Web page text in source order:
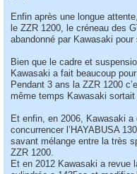
Enfin après une longue
le ZZR 1200, le créneau des
abandonné par Kawasaki
Bien que le cadre et
Kawasaki a fait beaucoup
Pendant 3 ans la ZZR 1200
même temps Kawasaki sortait
Et enfin, en 2006, Kawasaki
concurrencer l’HAYABUSA
savant mélange entre la très
ZZR 1200.
Et en 2012 Kawasaki a revue